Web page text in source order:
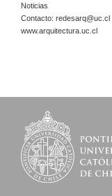
Noticias
Contacto: redesarq@uc.cl
www.arquitectura.uc.cl